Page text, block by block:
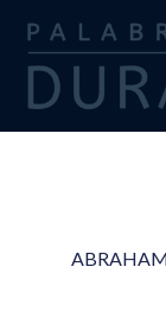
contenido